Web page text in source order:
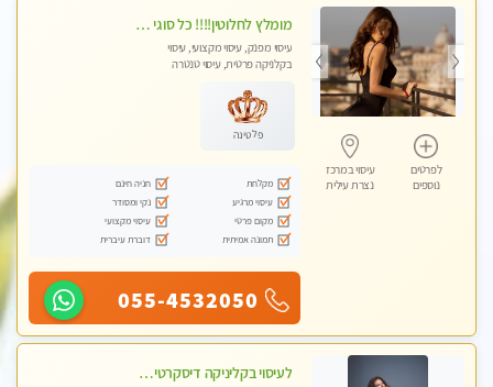
לפרטים
נוספים
עיסוי במרכז
נצרת עילית
מומלץ לחלוטין!!!! כל סוגי העיסויים מעסה מקצועית ואיכותית פרטי!!!
עיסוי מפנק, עיסוי מקצועי, עיסוי
בקלניקה פרטית, עיסוי טנטרה
פלטינה
מקלחת
חניה חינם
עיסוי מרגיע
נקי ומסודר
מקום פרטי
עיסוי מקצועי
תמונה אמיתית
דוברת עיברית
055-4532050
לעיסוי בקליניקה דיסקרטית -בחיפה